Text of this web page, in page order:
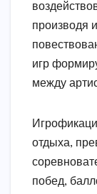
производя
игр
между
отдыха,
побед,